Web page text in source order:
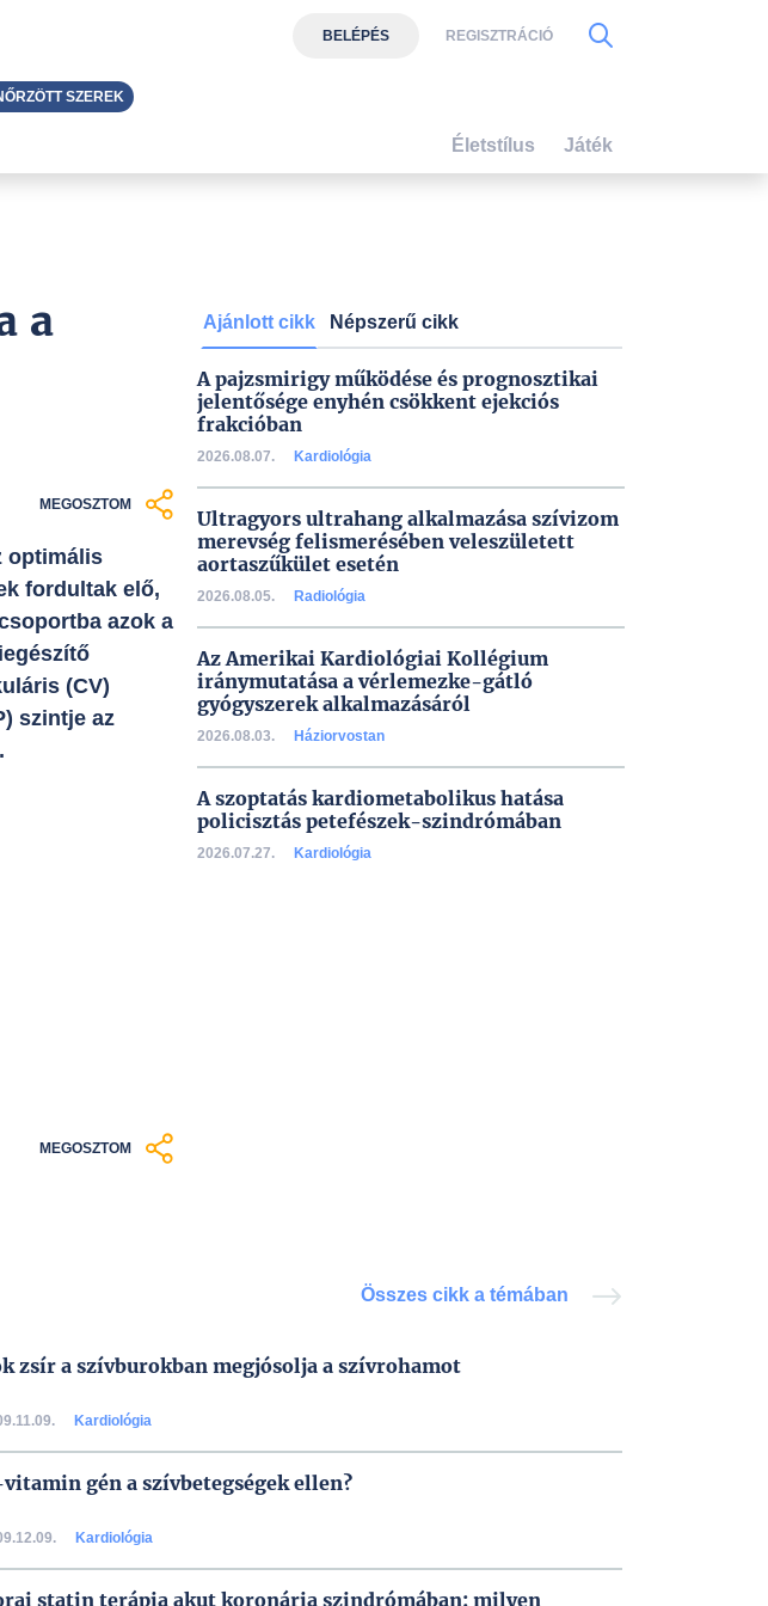
a
MEGOSZTOM
optimális
fordultak elő,
azok a
(CV)
szintje az
MEGOSZTOM
Ajánlott cikk Népszerű cikk
A pajzsmirigy működése és prognosztikai
jelentősége enyhén csökkent ejekciós
frakcióban
2026.08.07. Kardiológia
Ultragyors ultrahang alkalmazása szívizom
merevség felismerésében veleszületett
aortaszűkület esetén
2026.08.05. Radiológia
Az Amerikai Kardiológiai Kollégium
iránymutatása a vérlemezke-gátló
gyógyszerek alkalmazásáról
2026.08.03. Háziorvostan
A szoptatás kardiometabolikus hatása
policisztás petefészek-szindrómában
2026.07.27. Kardiológia
Összes cikk a témában
zsír a szívburokban megjósolja a szívrohamot
Kardiológia
gén a szívbetegségek ellen?
Kardiológia
statin terápia akut koronária szindrómában: milyen
BELÉPÉS REGISZTRÁCIÓ
SZEREK
Életstílus Játék